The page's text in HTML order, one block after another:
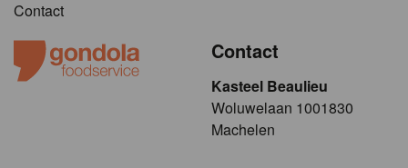
Contact
Contact
Kasteel Beaulieu
​​​Woluwelaan 1001830
Machelen